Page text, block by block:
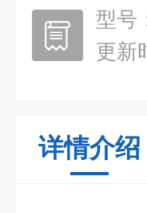
型号
更新
详情介绍